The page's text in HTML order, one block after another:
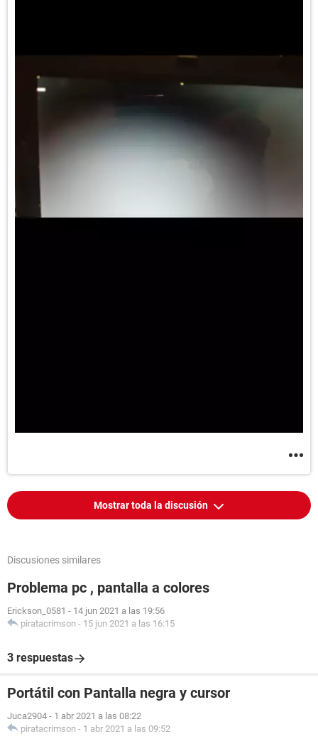
Mostrar toda la discusión
Discusiones similares
Problema pc , pantalla a colores
Erickson_0581 - 14 jun 2021 a las 19:56
piratacrimson - 15 jun 2021 a las 16:15
3 respuestas
Portátil con Pantalla negra y cursor
Juca2904 - 1 abr 2021 a las 08:22
piratacrimson - 1 abr 2021 a las 09:52